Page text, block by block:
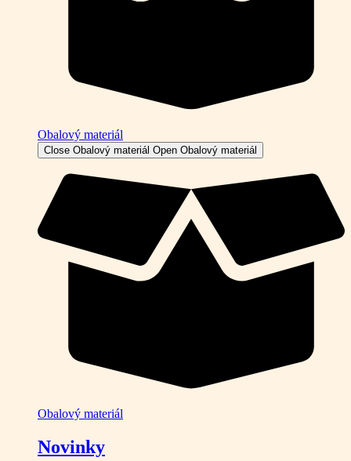
Obalový materiál
Close Obalový materiál Open Obalový materiál
Obalový materiál
Novinky